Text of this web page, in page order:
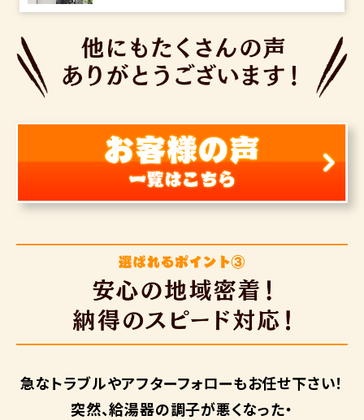
急なトラブルやアフターフォローもお任せ下さい！
突然、給湯器の調子が悪くなった・